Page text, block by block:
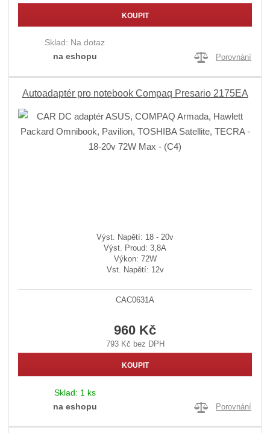
KOUPIT
Sklad: Na dotaz
na eshopu
Porovnání
Autoadaptér pro notebook Compaq Presario 2175EA
Výst. Napětí: 18 - 20v
Výst. Proud: 3,8A
Výkon: 72W
Vst. Napětí: 12v
CAC0631A
960 Kč
793 Kč bez DPH
KOUPIT
Sklad: 1 ks
na eshopu
Porovnání